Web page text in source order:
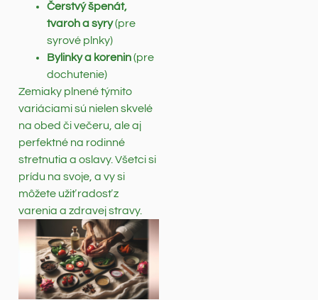
Čerstvý špenát,
tvaroh a syry(pre
syrové plnky)
Bylinky a korenin(pre
dochutenie)
Zemiaky plnené týmito
variáciami sú nielen skvelé
na obed či večeru, ale aj
perfektné na rodinné
stretnutia a oslavy. Všetci si
prídu na svoje, a vy si
môžete užiť radosť z
varenia a zdravej stravy.